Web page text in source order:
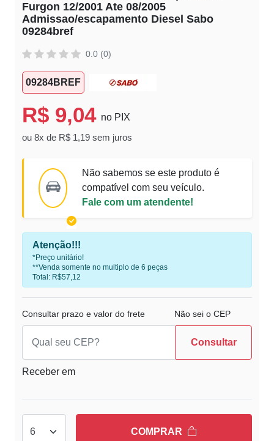
Furgon 12/2001 Ate 08/2005
Admissao/escapamento Diesel Sabo
09284bref
0.0 (0)
09284BREF
R$ 9,04 no PIX
ou 8x de R$ 1,19 sem juros
Não sabemos se este produto é
compatível com seu veículo.
Fale com um atendente!
Atenção!!!
*Preço unitário!
**Venda somente no multiplo de 6 peças
Total: R$57,12
Consultar prazo e valor do frete Não sei o CEP
Consultar
Receber em
COMPRAR